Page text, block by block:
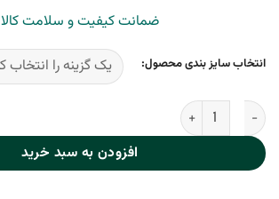
ضمانت کیفیت و سلامت کالا
انتخاب سایز بندی محصول:
ست شورت و سوتین فنردار مسطر کد 1180 عدد
افزودن به سبد خرید